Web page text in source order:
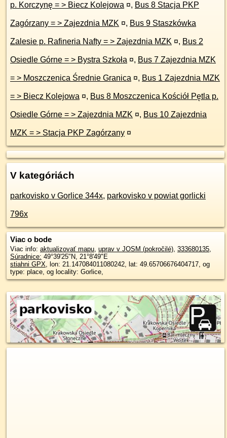
p. Korczynę = > Biecz Kolejowa ¤, Bus 8 Stacja PKP
Zagórzany = > Zajezdnia MZK ¤, Bus 9 Staszkówka
Zalesie p. Rafineria Nafty = > Zajezdnia MZK ¤, Bus 2
Osiedle Górne = > Bystra Szkoła ¤, Bus 7 Zajezdnia MZK
= > Moszczenica Średnie Granica ¤, Bus 1 Zajezdnia MZK
= > Biecz Kolejowa ¤, Bus 8 Moszczenica Kościół Pętla p.
Osiedle Górne = > Zajezdnia MZK ¤, Bus 10 Zajezdnia
MZK = > Stacja PKP Zagórzany ¤
V kategóriách
parkovisko v Gorlice 344x, parkovisko v powiat gorlicki
796x
Viac o bode
Viac info: aktualizovať mapu, uprav v JOSM (pokročilé), 333680135,
Súradnice: 49°39'25"N, 21°8'49"E
stiahni GPX, lon: 21.147084011080242, lat: 49.65706676404717, og
type: place, og locality: Gorlice,